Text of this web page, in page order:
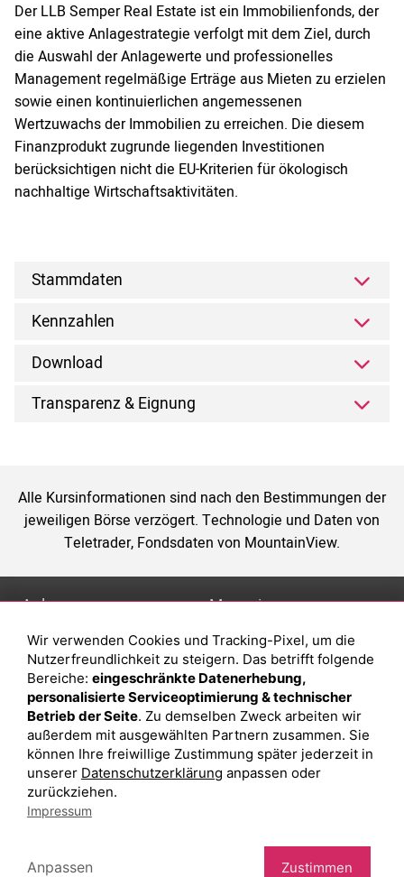
Der LLB Semper Real Estate ist ein Immobilienfonds, der
eine aktive Anlagestrategie verfolgt mit dem Ziel, durch
die Auswahl der Anlagewerte und professionelles
Management regelmäßige Erträge aus Mieten zu erzielen
sowie einen kontinuierlichen angemessenen
Wertzuwachs der Immobilien zu erreichen. Die diesem
Finanzprodukt zugrunde liegenden Investitionen
berücksichtigen nicht die EU-Kriterien für ökologisch
nachhaltige Wirtschaftsaktivitäten.
Stammdaten
Kennzahlen
Download
Transparenz & Eignung
Alle Kursinformationen sind nach den Bestimmungen der
jeweiligen Börse verzögert. Technologie und Daten von
Teletrader, Fondsdaten von MountainView.
Anlage
Depot eröffnen
Depot vergleichen
Junior Depot
Top-Seller-Fonds
Top-Fonds
Fonds-Suche
Magazin
Was sind sind ETFs?
Sparplan Vorteile
Was ist ein Fonds?
Wir verwenden Cookies und Tracking-Pixel, um die
Nutzerfreundlichkeit zu steigern. Das betrifft folgende
Bereiche: eingeschränkte Datenerhebung,
personalisierte Serviceoptimierung & technischer
Betrieb der Seite. Zu demselben Zweck arbeiten wir
außerdem mit ausgewählten Partnern zusammen. Sie
können Ihre freiwillige Zustimmung später jederzeit in
unserer Datenschutzerklärung anpassen oder
zurückziehen.
Impressum
Anpassen Zustimmen